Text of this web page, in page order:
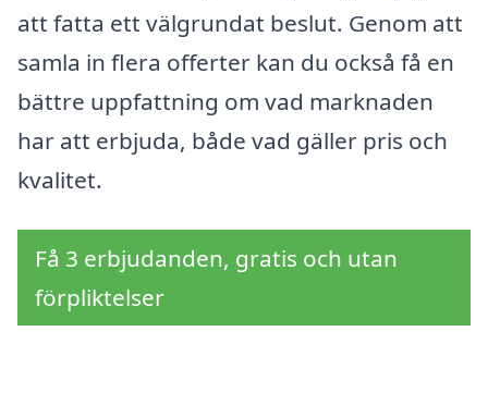
att fatta ett välgrundat beslut. Genom att
samla in flera offerter kan du också få en
bättre uppfattning om vad marknaden
har att erbjuda, både vad gäller pris och
kvalitet.
Få 3 erbjudanden, gratis och utan
förpliktelser